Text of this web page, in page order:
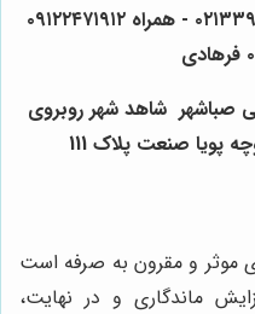
تلفن دفتر: ۰۲۱۳۶۰۵۶۱۶۲ - ۰۲۱۳۳۹۵۲۱۷۹ - همراه ۰۹۱۲۲۴۷۱۹۱۲
صباشهر شاهد شهر روبروی
پویا صنعت پلاک 111
موثر و مقرون به صرفه است
ماندگاری و در نهایت،